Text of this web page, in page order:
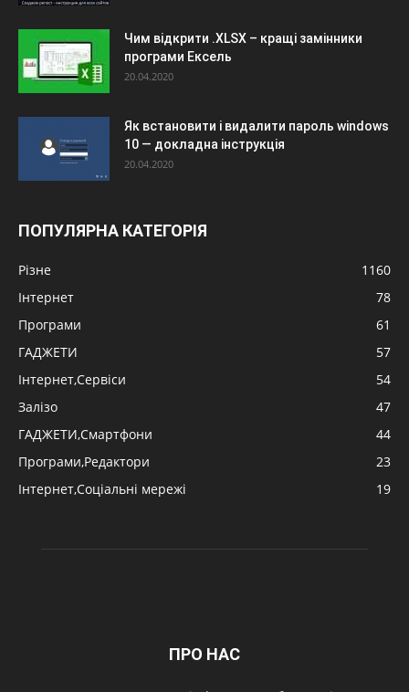
Чим відкрити .XLSX – кращі замінники
програми Ексель
20.04.2020
Як встановити і видалити пароль windows
10 — докладна інструкція
20.04.2020
ПОПУЛЯРНА КАТЕГОРІЯ
Різне
1160
Інтернет
78
Програми
61
ГАДЖЕТИ
57
Інтернет,Сервіси
54
Залізо
47
ГАДЖЕТИ,Смартфони
44
Програми,Редактори
23
Інтернет,Соціальні мережі
19
ПРО НАС